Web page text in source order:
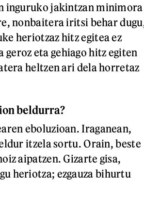
inguruko jakintzan minimora
nonbaitera iritsi behar
heriotzaz hitz egitea ez
geroz eta gehiago hitz egiten
heltzen ari dela horretaz
beldurra?
eboluzioan. Iraganean,
itzela sortu. Orain, beste
aipatzen. Gizarte gisa,
heriotza; ezgauza bihurtu